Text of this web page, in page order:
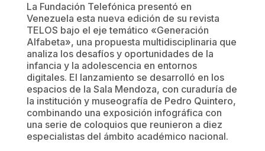
La Fundación Telefónica presentó en
Venezuela esta nueva edición de su revista
TELOS bajo el eje temático «Generación
Alfabeta», una propuesta multidisciplinaria que
analiza los desafíos y oportunidades de la
infancia y la adolescencia en entornos
digitales. El lanzamiento se desarrolló en los
espacios de la Sala Mendoza, con curaduría de
la institución y museografía de Pedro Quintero,
combinando una exposición infográfica con
una serie de coloquios que reunieron a diez
especialistas del ámbito académico nacional.